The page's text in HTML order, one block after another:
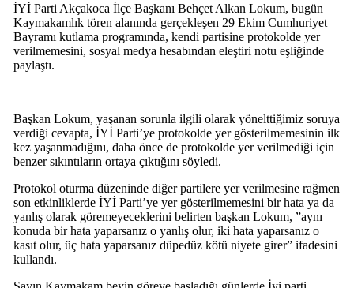
İYİ Parti Akçakoca İlçe Başkanı Behçet Alkan Lokum, bugün
Kaymakamlık tören alanında gerçekleşen 29 Ekim Cumhuriyet
Bayramı kutlama programında, kendi partisine protokolde yer
verilmemesini, sosyal medya hesabından eleştiri notu eşliğinde
paylaştı.
Başkan Lokum, yaşanan sorunla ilgili olarak yönelttiğimiz soruya
verdiği cevapta, İYİ Parti’ye protokolde yer gösterilmemesinin ilk
kez yaşanmadığını, daha önce de protokolde yer verilmediği için
benzer sıkıntıların ortaya çıktığını söyledi.
Protokol oturma düzeninde diğer partilere yer verilmesine rağmen
son etkinliklerde İYİ Parti’ye yer gösterilmemesini bir hata ya da
yanlış olarak göremeyeceklerini belirten başkan Lokum, ”aynı
konuda bir hata yaparsanız o yanlış olur, iki hata yaparsanız o
kasıt olur, üç hata yaparsanız düpedüz kötü niyete girer” ifadesini
kullandı.